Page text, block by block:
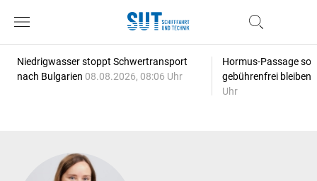
Niedrigwasser stoppt Schwertransport
nach Bulgarien 08.08.2026, 08:06 Uhr
Hormus-Passage
gebührenfrei bleiben
Uhr